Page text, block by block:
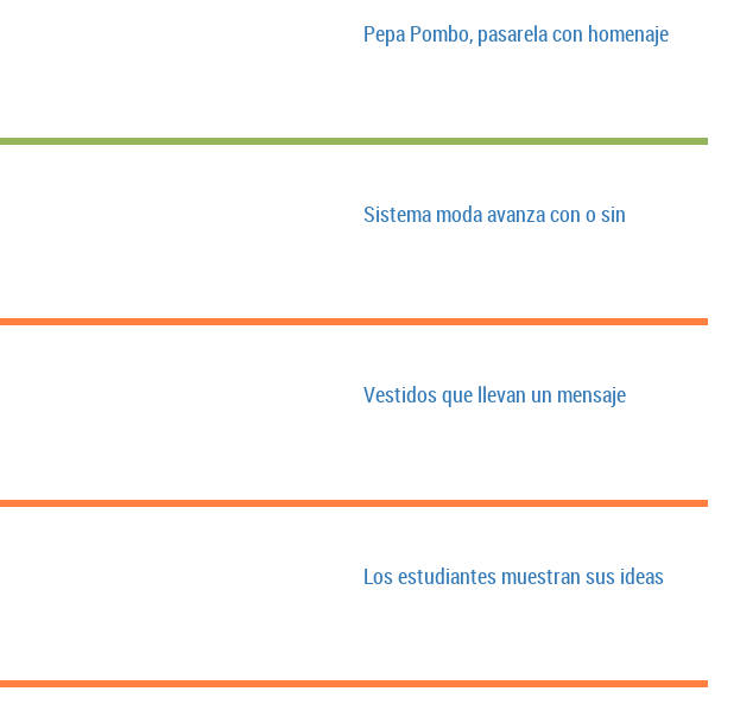
Pepa Pombo, pasarela con homenaje
Sistema moda avanza con o sin
Vestidos que llevan un mensaje
Los estudiantes muestran sus ideas